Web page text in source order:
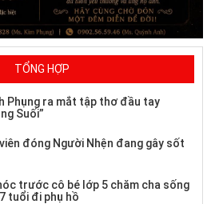
TỔNG HỢP
Phụng ra mắt tập thơ đầu tay
Suối”
đóng Người Nhện đang gây sốt
trước cô bé lớp 5 chăm cha sống
tuổi đi phụ hồ